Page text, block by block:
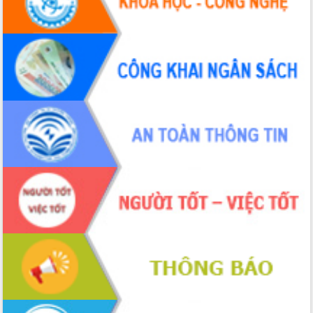
Hội thảo khoa học “Giải pháp thúc đẩy
phát triển nền kinh tế xanh tại tỉnh
Đắk Lắk”
Tăng cường giám sát, đôn đốc thực
hiện nhiệm vụ quản lý tài sản công
hàng tuần
Tháo gỡ những vướng mắc, đẩy mạnh
công tác cải cách thủ tục hành chính
tại Trung tâm Phục vụ hành chính
công tỉnh
Đắk Lắk: Tôn vinh 46 giải pháp tại Hội
thi Sáng tạo Kỹ thuật 2024 - 2025
Đắk Lắk rà soát, điều chỉnh Đề án 190
về phát triển nuôi trồng thủy sản
Phó Chủ tịch UBND tỉnh Đắk Lắk
Trương Công Thái kiểm tra thực địa
Dự án cao tốc Khánh Hòa - Buôn Ma
Thuột
Định vị cà phê Việt Nam như một “di
sản sống” trong dòng chảy toàn cầu